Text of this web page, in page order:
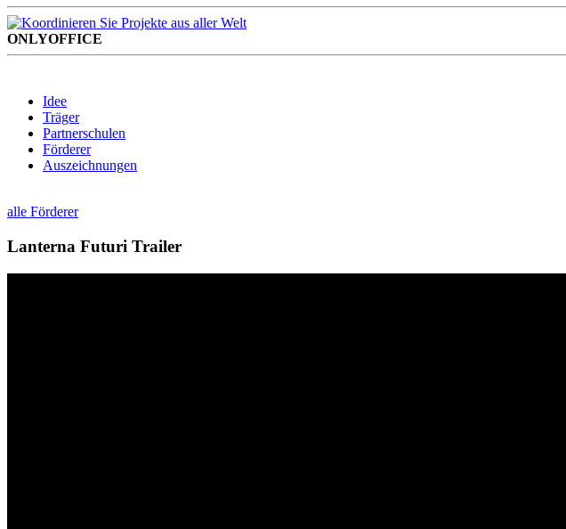
ONLYOFFICE
Idee
Träger
Partnerschulen
Förderer
Auszeichnungen
alle Förderer
Lanterna Futuri Trailer